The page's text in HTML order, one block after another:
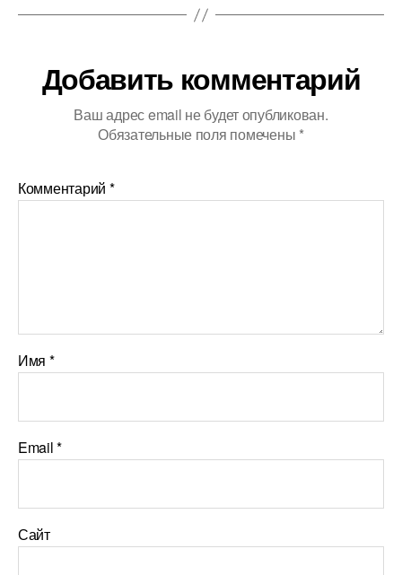
Добавить комментарий
Ваш адрес email не будет опубликован.
Обязательные поля помечены *
Комментарий *
Имя *
Email*
Сайт